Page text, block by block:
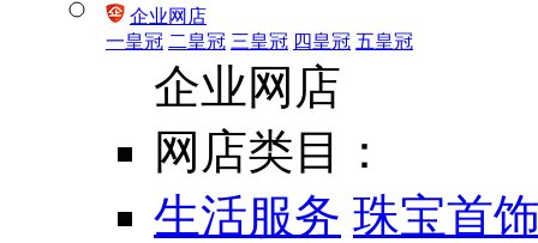
企业网店
一皇冠 二皇冠 三皇冠 四皇冠 五皇冠
企业网店
网店类目：
生活服务 珠宝首